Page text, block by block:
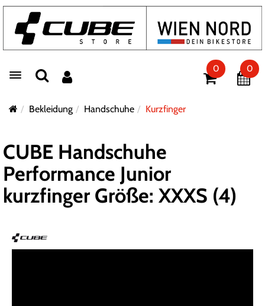
Toggle navigation
0 0
Bekleidung Handschuhe Kurzfinger
CUBE Handschuhe
Performance Junior
kurzfinger Größe: XXXS (4)